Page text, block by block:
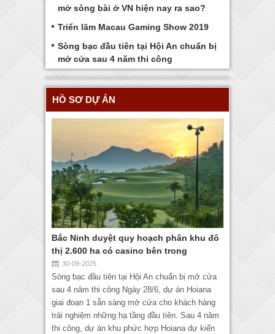
mở sòng bài ở VN hiện nay ra sao?
Triển lãm Macau Gaming Show 2019
Sòng bạc đầu tiên tại Hội An chuẩn bị
mở cửa sau 4 năm thi công
HỒ SƠ DỰ ÁN
Bắc Ninh duyệt quy hoạch phân khu đô
thị 2.600 ha có casino bên trong
30-09-2025
Sòng bạc đầu tiên tại Hội An chuẩn bị mở cửa
sau 4 năm thi công Ngày 28/6, dự án Hoiana
giai đoạn 1 sẵn sàng mở cửa cho khách hàng
trải nghiệm những hạ tầng đầu tiên. Sau 4 năm
thi công, dự án khu phức hợp Hoiana dự kiến